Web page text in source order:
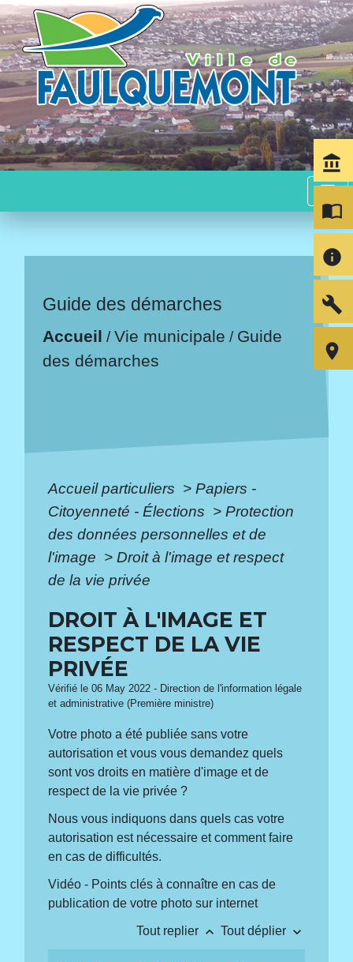
menu
Guide des démarches
Accueil /Vie municipale / Guide
des démarches
Accueil particuliers > Papiers -
Citoyenneté - Élections > Protection
des données personnelles et de
l'image > Droit à l'image et respect
de la vie privée
DROIT À L'IMAGE ET
RESPECT DE LA VIE
PRIVÉE
Vérifié le 06 May 2022 - Direction de l'information légale
et administrative (Première ministre)
Votre photo a été publiée sans votre
autorisation et vous vous demandez quels
sont vos droits en matière d'image et de
respect de la vie privée ?
Nous vous indiquons dans quels cas votre
autorisation est nécessaire et comment faire
en cas de difficultés.
Vidéo - Points clés à connaître en cas de
publication de votre photo sur internet
Tout replier keyboard_arrow_up Tout déplier keyboard_arrow_down
account_balance
import_contacts
info
build
room